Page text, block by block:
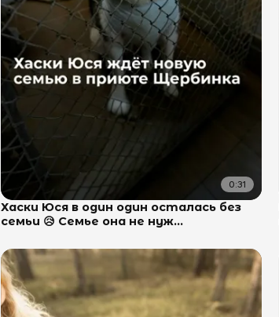
0:31
Хаски Юся в один один осталась без
семьи 😥 Семье она не нуж...